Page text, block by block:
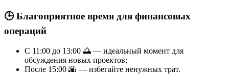
🕒 Благоприятное время для финансовых
операций
С 11:00 до 13:00 🌅 — идеальный момент для
обсуждения новых проектов;
После 15:00 🌇 — избегайте ненужных трат.